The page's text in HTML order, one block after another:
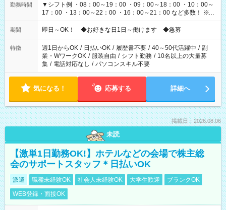
勤務時間
▼シフト例 ・08：00～19：00 ・09：00～18：00 ・10：00～
17：00 ・13：00～22：00 ・16：00～21：00 など多数！ ※お
仕事により勤務時間が異なります
期間 即日～OK！ ◆お好きな日1日～働けます ◆急募
特徴 週1日からOK / 日払いOK / 履歴書不要 / 40～50代活躍中 / 副
業・WワークOK / 服装自由 / シフト勤務 / 10名以上の大量募
集 / 電話対応なし / パソコンスキル不要
気になる！ 応募する 詳細へ
掲載日：2026.08.06
未読
【激単1日勤務OK!】ホテルなどの会場で株主総
会のサポートスタッフ＊日払いOK
派遣 職種未経験OK 社会人未経験OK 大学生歓迎
ブランクOK
WEB登録・面接OK